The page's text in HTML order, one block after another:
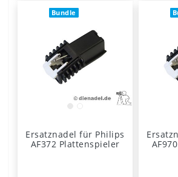
Bundle
Ersatznadel für Philips
AF372 Plattenspieler